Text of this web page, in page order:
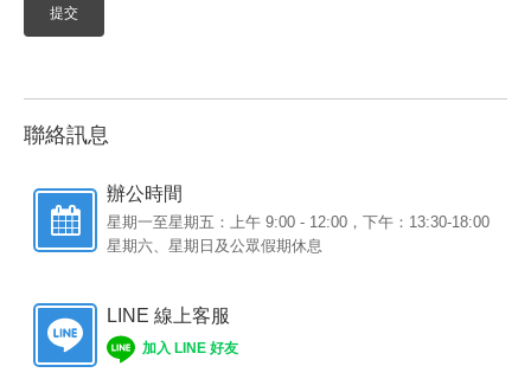
聯絡訊息
辦公時間
星期一至星期五：上午 9:00 - 12:00，下午：13:30-18:00
星期六、星期日及公眾假期休息
LINE 線上客服
加入 LINE 好友